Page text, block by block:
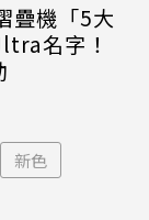
機「5大
名字！
新色